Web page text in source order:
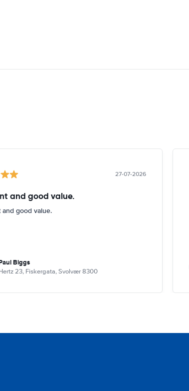
27-07-2026
and good value.
and good value.
Biggs
23, Fiskergata, Svolvær 8300